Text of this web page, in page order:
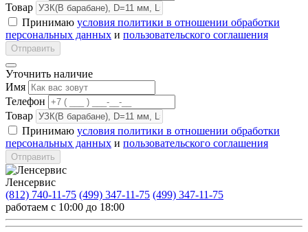
Товар
Принимаю условия политики в отношении обработки
персональных данных и пользовательского соглашения
Отправить
Уточнить наличие
Имя
Телефон
Товар
Принимаю условия политики в отношении обработки
персональных данных и пользовательского соглашения
Отправить
Ленсервис
(812) 740-11-75 (499) 347-11-75 (499) 347-11-75
работаем с 10:00 до 18:00